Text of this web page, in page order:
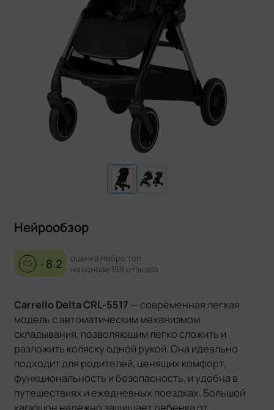
Нейрообзор
· 8.2
оценка Нейро.топ
на основе 159 отзывов
Carrello Delta CRL-5517 — современная легкая
модель с автоматическим механизмом
складывания, позволяющим легко сложить и
разложить коляску одной рукой. Она идеально
подходит для родителей, ценящих комфорт,
функциональность и безопасность, и удобна в
путешествиях и ежедневных поездках. Большой